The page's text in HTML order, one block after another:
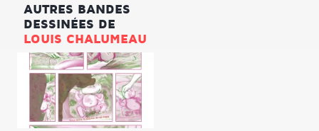
AUTRES BANDES
DESSINÉES DE
LOUIS CHALUMEAU